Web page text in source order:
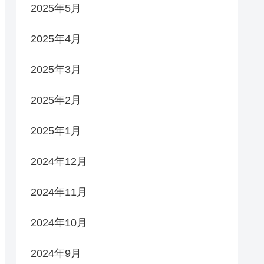
2025年5月
2025年4月
2025年3月
2025年2月
2025年1月
2024年12月
2024年11月
2024年10月
2024年9月